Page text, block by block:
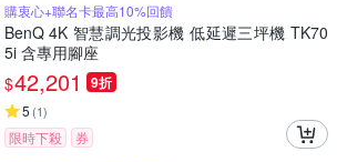
購衷心+聯名卡最高10%回饋
BenQ 4K 智慧調光投影機 低延遲三坪機 TK70
5i 含專用腳座
$42,201 9折
5 (1)
限時下殺 券